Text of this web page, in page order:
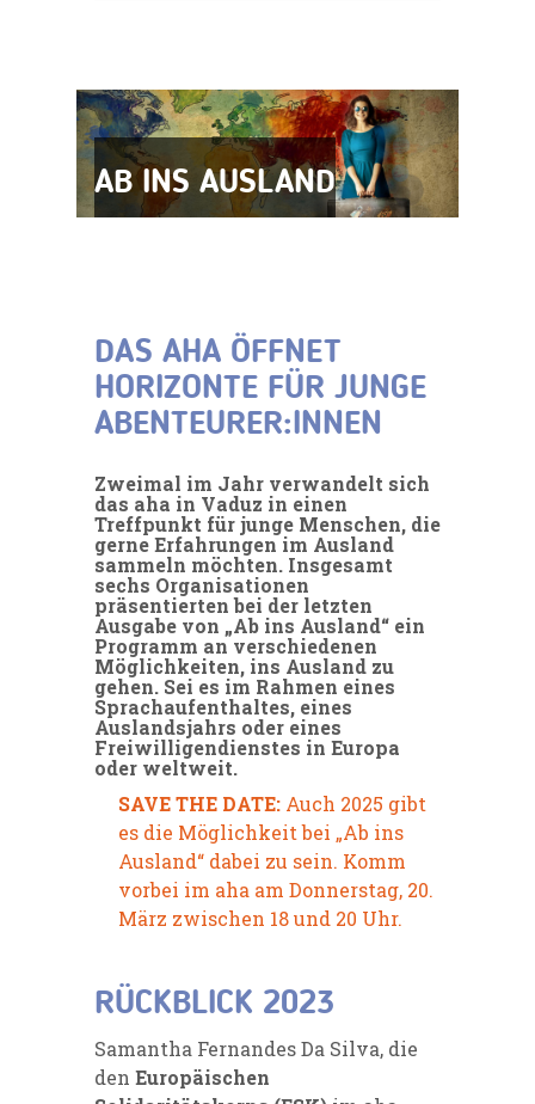
AB INS AUSLAND
DAS AHA ÖFFNET
HORIZONTE FÜR JUNGE
ABENTEURER:INNEN
Zweimal im Jahr verwandelt sich
das aha in Vaduz in einen
Treffpunkt für junge Menschen, die
gerne Erfahrungen im Ausland
sammeln möchten. Insgesamt
sechs Organisationen
präsentierten bei der letzten
Ausgabe von „Ab ins Ausland“ ein
Programm an verschiedenen
Möglichkeiten, ins Ausland zu
gehen. Sei es im Rahmen eines
Sprachaufenthaltes, eines
Auslandsjahrs oder eines
Freiwilligendienstes in Europa
oder weltweit.
SAVE THE DATE: Auch 2025 gibt
es die Möglichkeit bei „Ab ins
Ausland“ dabei zu sein. Komm
vorbei im aha am Donnerstag, 20.
März zwischen 18 und 20 Uhr.
RÜCKBLICK 2023
Samantha Fernandes Da Silva, die
den Europäischen